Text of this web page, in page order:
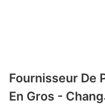
Fournisseur De
En Gros -